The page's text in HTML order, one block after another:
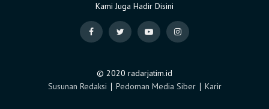
Kami Juga Hadir Disini
© 2020 radarjatim.id
Susunan Redaksi ∣ Pedoman Media Siber∣ Karir